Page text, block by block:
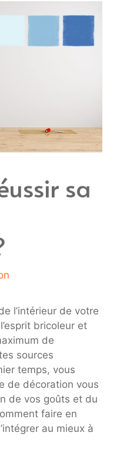
sa
l’intérieur de votre
bricoleur et
de
sources
temps, vous
de décoration vous
de vos goûts et du
faire en
au mieux à